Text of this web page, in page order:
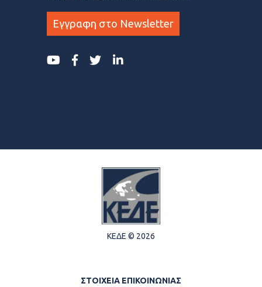
Εγγραφη στο Newsletter
ΚΕΔΕ © 2026
ΣΤΟΙΧΕΙΑ ΕΠΙΚΟΙΝΩΝΙΑΣ